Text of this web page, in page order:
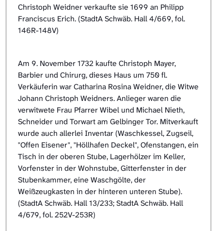
Christoph Weidner verkaufte sie 1699 an Philipp
Franciscus Erich. (StadtA Schwäb. Hall 4/669, fol.
146R-148V)
Am 9. November 1732 kaufte Christoph Mayer,
Barbier und Chirurg, dieses Haus um 750 fl.
Verkäuferin war Catharina Rosina Weidner, die Witwe
Johann Christoph Weidners. Anlieger waren die
verwitwete Frau Pfarrer Wibel und Michael Nieth,
Schneider und Torwart am Gelbinger Tor. Mitverkauft
wurde auch allerlei Inventar (Waschkessel, Zugseil,
"Offen Eisener", "Höllhafen Deckel", Ofenstangen, ein
Tisch in der oberen Stube, Lagerhölzer im Keller,
Vorfenster in der Wohnstube, Gitterfenster in der
Stubenkammer, eine Waschgölte, der
Weißzeugkasten in der hinteren unteren Stube).
(StadtA Schwäb. Hall 13/233; StadtA Schwäb. Hall
4/679, fol. 252V-253R)